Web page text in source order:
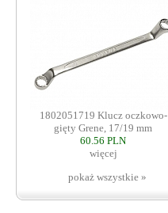
1802051719 Klucz oczkowo-
gięty Grene, 17/19 mm
60.56 PLN
więcej
pokaż wszystkie »